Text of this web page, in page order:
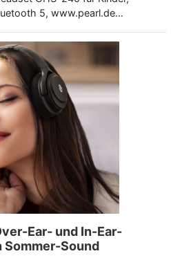
5, www.pearl.de…
Ear- und In-Ear-
Sommer-Sound